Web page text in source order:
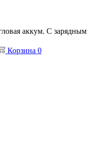
аккум. С зарядным
Корзина 0